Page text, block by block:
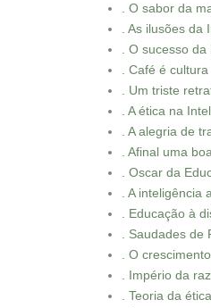
. O sabor da
. As ilusões da
. O sucesso
. Café é cultura
. Um triste
. A ética na
. A alegria de
. Afinal uma
. Oscar da
. A
. Educação à
. Saudades
. O
. Império da
. Teoria da ética